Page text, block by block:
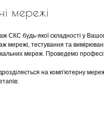
мережі
СКС будь-якої складності у
мережі, тестування та
мереж. Проведемо
на комп'ютерну